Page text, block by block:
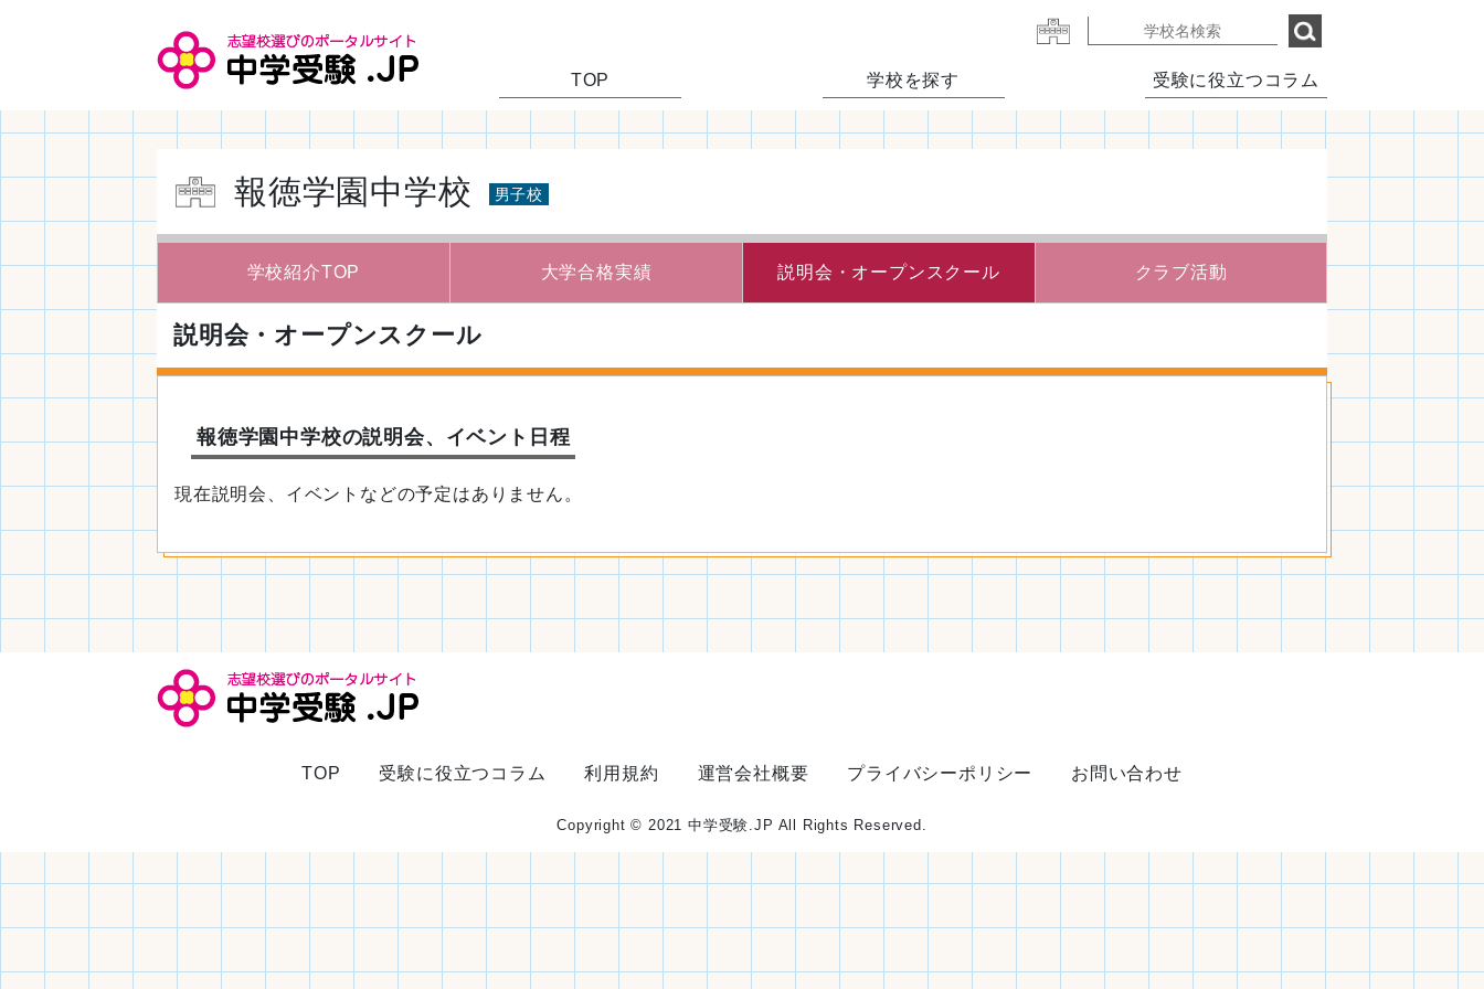
TOP 学校を探す 受験に役立つコラム
報徳学園中学校 男子校
学校紹介TOP 大学合格実績 説明会・ オープンスクール クラブ活動
説明会・ オープンスクール
報徳学園中学校の説明会、イベント日程
現在説明会、イベントなどの予定はありません。
TOP 受験に役立つコラム 利用規約 運営会社概要 プライバシーポリシー お問い合わせ
Copyright © 2021 中学受験.JP All Rights Reserved.